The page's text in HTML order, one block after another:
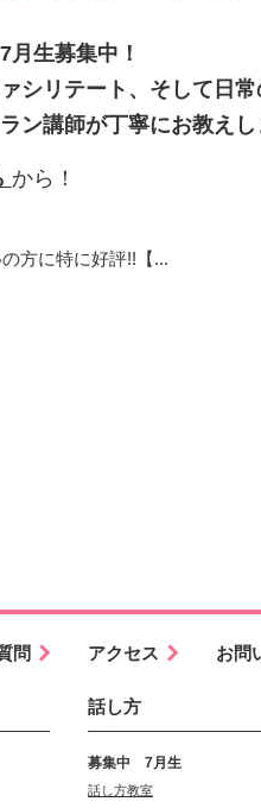
月生募集中！
シリテート、そして日
ン講師が丁寧にお教えし
から！
方に特に好評!!【...
問 アクセス お問
話し方
募集中 7月生
話し方教室